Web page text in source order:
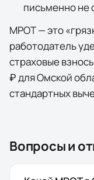
письменно не
МРОТ — это
работодатель
страховые
₽дляОмской
стандартных
Вопросы и